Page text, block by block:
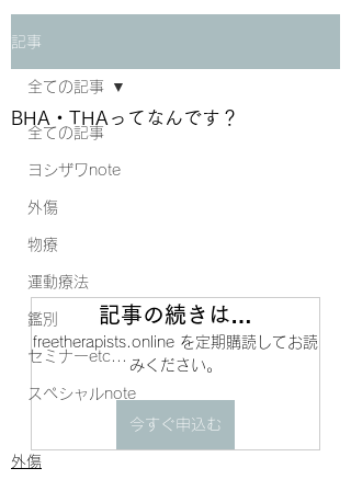
記事
全ての記事
ヨシザワnote
外傷
物療
運動療法
鑑別
セミナーetc...
スペシャルnote
全ての記事
BHA・THAってなんです？
記事の続きは…
freetherapists.online を定期購読してお読
みください。
今すぐ申込む
外傷